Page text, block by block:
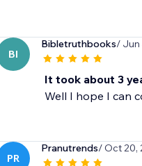
BI
Bibletruthbooks/ Jun
It took about 3
Well I hope I can
PR
Pranutrends/ Oct 20,